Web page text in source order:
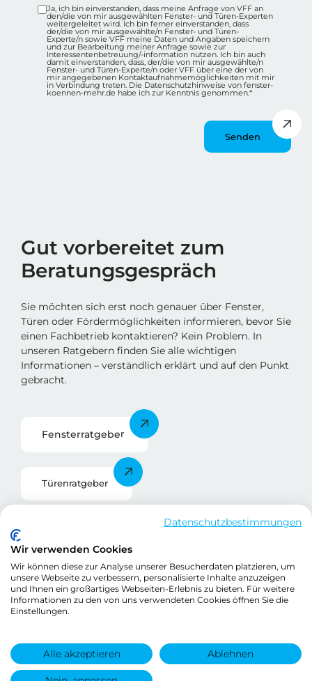
Datenschutzbestimmungen
Wir verwenden Cookies
Wir können diese zur Analyse unserer Besucherdaten platzieren, um
unsere Webseite zu verbessern, personalisierte Inhalte anzuzeigen
und Ihnen ein großartiges Webseiten-Erlebnis zu bieten. Für weitere
Informationen zu den von uns verwendeten Cookies öffnen Sie die
Einstellungen.
Alle akzeptieren Ablehnen
Datenschutz-Checkbox Container
Ja, ich bin einverstanden, dass meine Anfrage von VFF an
den/die von mir ausgewählten Fenster- und Türen-Experten
weitergeleitet wird. Ich bin ferner einverstanden, dass
der/die von mir ausgewählte/n Fenster- und Türen-
Experte/n sowie VFF meine Daten und Angaben speichern
und zur Bearbeitung meiner Anfrage sowie zur
Interessentenbetreuung/-information nutzen. Ich bin auch
damit einverstanden, dass, der/die von mir ausgewählte/n
Fenster- und Türen-Experte/n oder VFF über eine der von
mir angegebenen Kontaktaufnahmemöglichkeiten mit mir
in Verbindung treten. Die Datenschutzhinweise von fenster-
koennen-mehr.de habe ich zur Kenntnis genommen.*
Gut vorbereitet zum
Beratungsgespräch
Sie möchten sich erst noch genauer über Fenster,
Türen oder Fördermöglichkeiten informieren, bevor Sie
einen Fachbetrieb kontaktieren? Kein Problem. In
unseren Ratgebern finden Sie alle wichtigen
Informationen – verständlich erklärt und auf den Punkt
gebracht.
Fensterratgeber
Türenratgeber